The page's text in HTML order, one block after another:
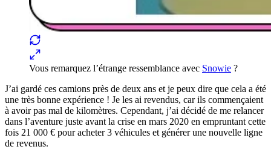
Vous remarquez l’étrange ressemblance avec Snowie ?
J’ai gardé ces camions près de deux ans et je peux dire que cela a été
une très bonne expérience ! Je les ai revendus, car ils commençaient
à avoir pas mal de kilomètres. Cependant, j’ai décidé de me relancer
dans l’aventure juste avant la crise en mars 2020 en empruntant cette
fois 21 000 € pour acheter 3 véhicules et générer une nouvelle ligne
de revenus.